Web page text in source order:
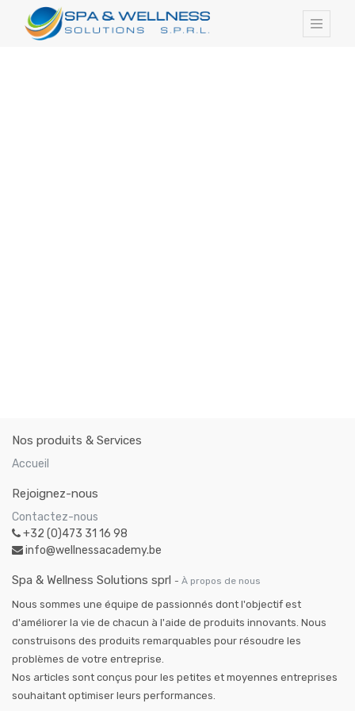
Nos produits & Services
Accueil
Rejoignez-nous
Contactez-nous
+32 (0)473 31 16 98
info@wellnessacademy.be
Spa & Wellness Solutions sprl - À propos de nous
Nous sommes une équipe de passionnés dont l'objectif est
d'améliorer la vie de chacun à l'aide de produits innovants. Nous
construisons des produits remarquables pour résoudre les
problèmes de votre entreprise.
Nos articles sont conçus pour les petites et moyennes entreprises
souhaitant optimiser leurs performances.